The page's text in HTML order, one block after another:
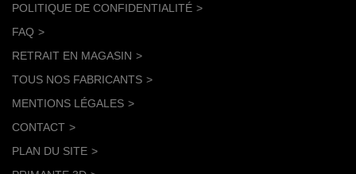
POLITIQUE DE CONFIDENTIALITÉ
FAQ
RETRAIT EN MAGASIN
TOUS NOS FABRICANTS
MENTIONS LÉGALES
CONTACT
PLAN DU SITE